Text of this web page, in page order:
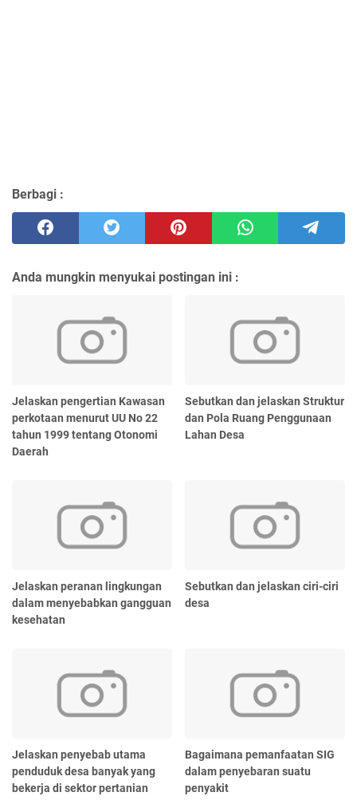
Berbagi :
Anda mungkin menyukai postingan ini :
Jelaskan pengertian Kawasan
perkotaan menurut UU No 22
tahun 1999 tentang Otonomi
Daerah
Sebutkan dan jelaskan Struktur
dan Pola Ruang Penggunaan
Lahan Desa
Jelaskan peranan lingkungan
dalam menyebabkan gangguan
kesehatan
Sebutkan dan jelaskan ciri-ciri
desa
Jelaskan penyebab utama
penduduk desa banyak yang
bekerja di sektor pertanian
Bagaimana pemanfaatan SIG
dalam penyebaran suatu
penyakit